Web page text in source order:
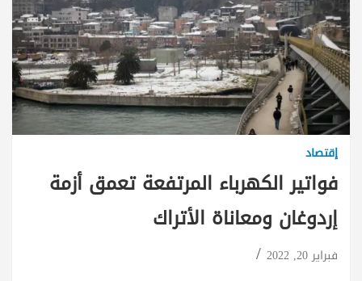
إقتصاد
فواتير الكهرباء المرتفعة تعمق أزمة
إردوغان ومعاناة الأتراك
فبراير 20, 2022